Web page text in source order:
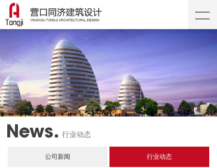
News. 行业动态
公司新闻 行业动态